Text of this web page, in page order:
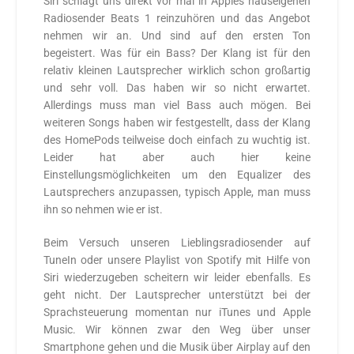
Radiosender Beats 1 reinzuhören und das Angebot
nehmen wir an. Und sind auf den ersten Ton
begeistert. Was für ein Bass? Der Klang ist für den
relativ kleinen Lautsprecher wirklich schon großartig
und sehr voll. Das haben wir so nicht erwartet.
Allerdings muss man viel Bass auch mögen. Bei
weiteren Songs haben wir festgestellt, dass der Klang
des HomePods teilweise doch einfach zu wuchtig ist.
Leider hat aber auch hier keine
Einstellungsmöglichkeiten um den Equalizer des
Lautsprechers anzupassen, typisch Apple, man muss
ihn so nehmen wie er ist.
Beim Versuch unseren Lieblingsradiosender auf
TuneIn oder unsere Playlist von Spotify mit Hilfe von
Siri wiederzugeben scheitern wir leider ebenfalls. Es
geht nicht. Der Lautsprecher unterstützt bei der
Sprachsteuerung momentan nur iTunes und Apple
Music. Wir können zwar den Weg über unser
Smartphone gehen und die Musik über Airplay auf den